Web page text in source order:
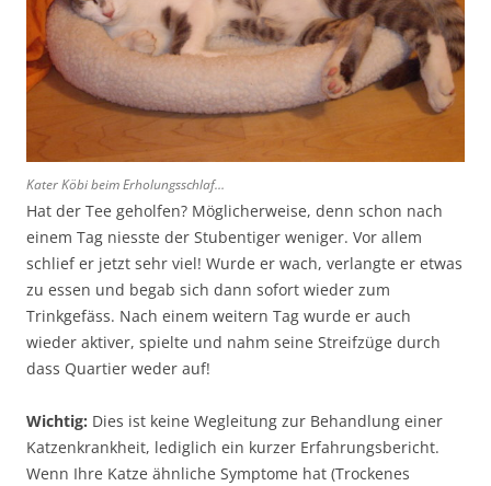
Kater Köbi beim Erholungsschlaf…
Hat der Tee geholfen? Möglicherweise, denn schon nach
einem Tag niesste der Stubentiger weniger. Vor allem
schlief er jetzt sehr viel! Wurde er wach, verlangte er etwas
zu essen und begab sich dann sofort wieder zum
Trinkgefäss. Nach einem weitern Tag wurde er auch
wieder aktiver, spielte und nahm seine Streifzüge durch
dass Quartier weder auf!
Wichtig: Dies ist keine Wegleitung zur Behandlung einer
Katzenkrankheit, lediglich ein kurzer Erfahrungsbericht.
Wenn Ihre Katze ähnliche Symptome hat (Trockenes